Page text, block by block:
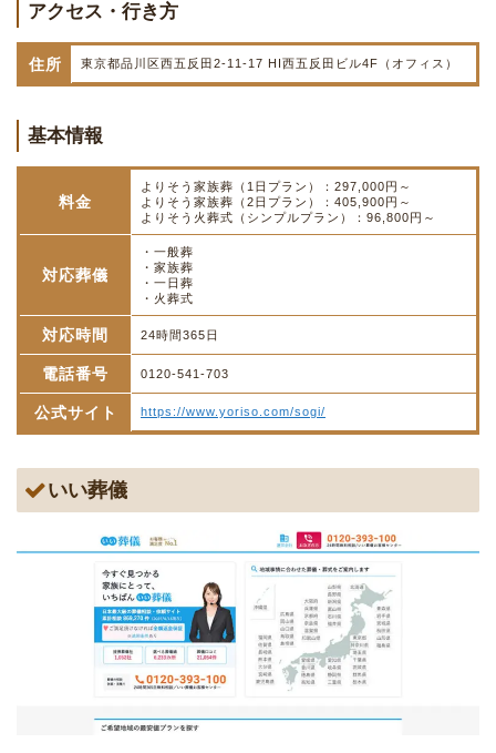
アクセス・行き方
住所 東京都品川区西五反田2-11-17 HI西五反田ビル4F（オフィス）
基本情報
料金
よりそう家族葬（1日プラン）：297,000円～
よりそう家族葬（2日プラン）：405,900円～
よりそう火葬式（シンプルプラン）：96,800円～
対応葬儀
・一般葬
・家族葬
・一日葬
・火葬式
対応時間 24時間365日
電話番号 0120-541-703
公式サイト https://www.yoriso.com/sogi/
いい葬儀